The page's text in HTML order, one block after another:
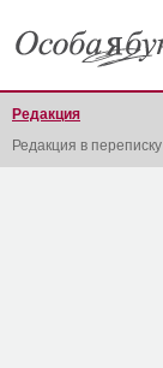
Редакция
Редакция в